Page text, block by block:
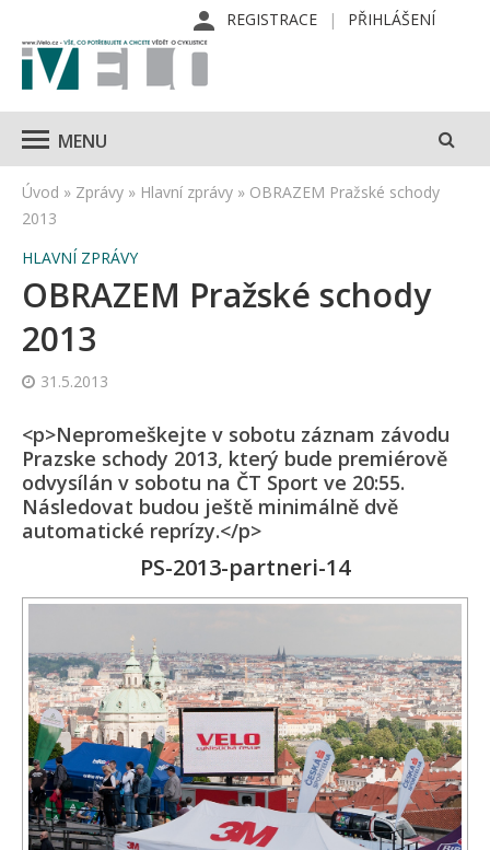
REGISTRACE PŘIHLÁŠENÍ
MENU
Úvod » Zprávy » Hlavní zprávy » OBRAZEM Pražské schody
2013
HLAVNÍ ZPRÁVY
OBRAZEM Pražské schody
2013
31.5.2013
<p>Nepromeškejte v sobotu záznam závodu
Prazske schody 2013, který bude premiérově
odvysílán v sobotu na ČT Sport ve 20:55.
Následovat budou ještě minimálně dvě
automatické reprízy.</p>
PS-2013-partneri-14